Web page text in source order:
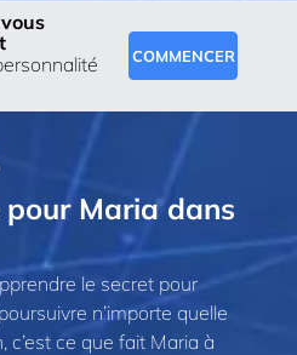
COMMENCER
pour Maria dans
le secret pour
n’importe quelle
c’est ce que fait Maria à